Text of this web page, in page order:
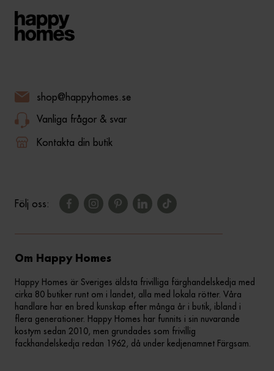
shop@happyhomes.se
Vanliga frågor & svar
Kontakta din butik
Följ oss:
Om Happy Homes
Happy Homes är Sveriges äldsta frivilliga färghandelskedja med
cirka 80 butiker runt om i landet, alla med lokala rötter. Våra
handlare har en bred kunskap efter många år i butik, ibland i
flera generationer. Happy Homes har funnits i sin nuvarande
kostym sedan 2010, men grundades som frivillig
fackhandelskedja redan 1962, då under kedjenamnet Färgsam.